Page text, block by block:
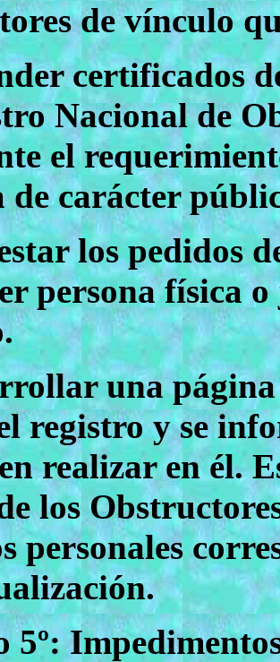
de vínculo
certificados
Nacional de
el
carácter
los pedidos
persona física
una
registro y se
realizar en él.
los
personales
5º: